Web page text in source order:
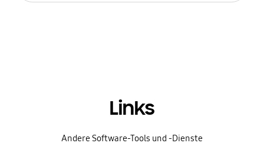
Links
Andere Software-Tools und -Dienste